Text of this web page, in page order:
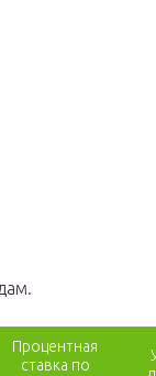
Процентная
ставка по